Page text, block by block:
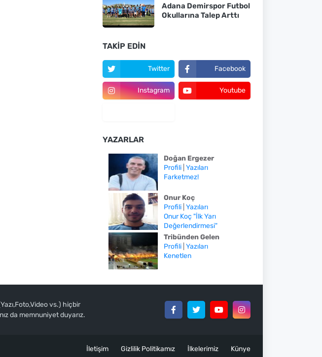
Adana Demirspor Futbol
Okullarına Talep Arttı
TAKIP EDIN
Twitter Facebook
Instagram Youtube
YAZARLAR
Doğan Ergezer
Profili| Yazıları
Farketmez!
Onur Koç
Profili| Yazıları
Onur Koç "İlk Yarı
Değerlendirmesi"
Tribünden Gelen
Profili| Yazıları
Kenetlen
vs.) hiçbir
da memnuniyet duyarız.
İletişim Gizlilik Politikamız İlkelerimiz Künye